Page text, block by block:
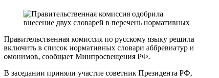
Правительственная комиссия по русскому языку решила
включить в список нормативных словари аббревиатур и
омонимов, сообщает Минпросвещения РФ.
В заседании приняли участие советник Президента РФ,